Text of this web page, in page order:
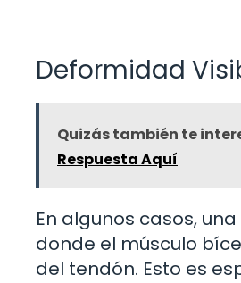
Deformidad
Quizás también te
Respuesta Aquí
En algunos casos,
donde el músculo
del tendón. Esto es